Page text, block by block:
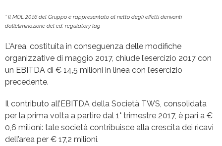
* Il MOL 2016 del Gruppo è rappresentato al netto degli effetti derivanti
dall’eliminazione del cd. regulatory lag
L’Area, costituita in conseguenza delle modifiche
organizzative di maggio 2017, chiude l’esercizio 2017 con
un EBITDA di € 14,5 milioni in linea con l’esercizio
precedente.
Il contributo all’EBITDA della Società TWS, consolidata
per la prima volta a partire dal 1° trimestre 2017, è pari a €
0,6 milioni: tale società contribuisce alla crescita dei ricavi
dell’area per € 17,2 milioni.